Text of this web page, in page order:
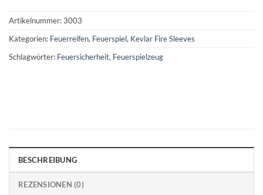
Artikelnummer:3003
Kategorien: Feuerreifen, Feuerspiel, Kevlar Fire Sleeves
Schlagwörter: Feuersicherheit, Feuerspielzeug
BESCHREIBUNG
REZENSIONEN (0)